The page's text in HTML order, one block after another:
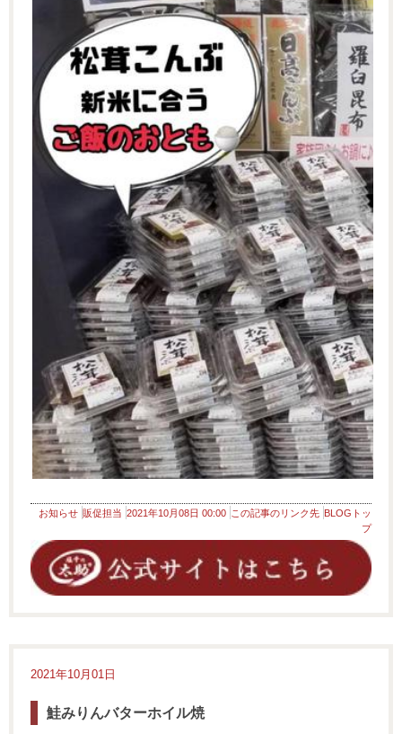
お知らせ 販促担当 2021年10月08日 00:00 この記事のリンク先 BLOGトッ
プ
2021年10月01日
鮭みりんバターホイル焼